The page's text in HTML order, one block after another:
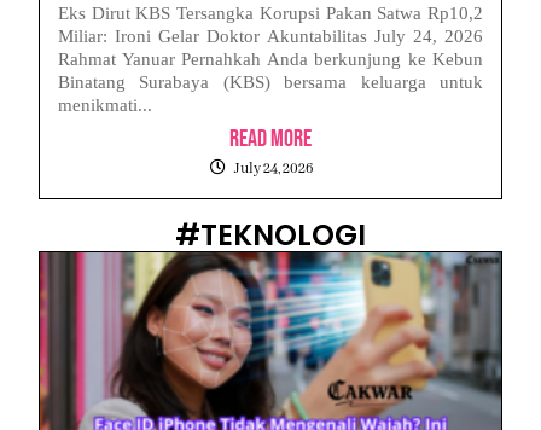
Eks Dirut KBS Tersangka Korupsi Pakan Satwa Rp10,2
Miliar: Ironi Gelar Doktor Akuntabilitas July 24, 2026
Rahmat Yanuar Pernahkah Anda berkunjung ke Kebun
Binatang Surabaya (KBS) bersama keluarga untuk
menikmati...
Read More
July 24, 2026
#TEKNOLOGI